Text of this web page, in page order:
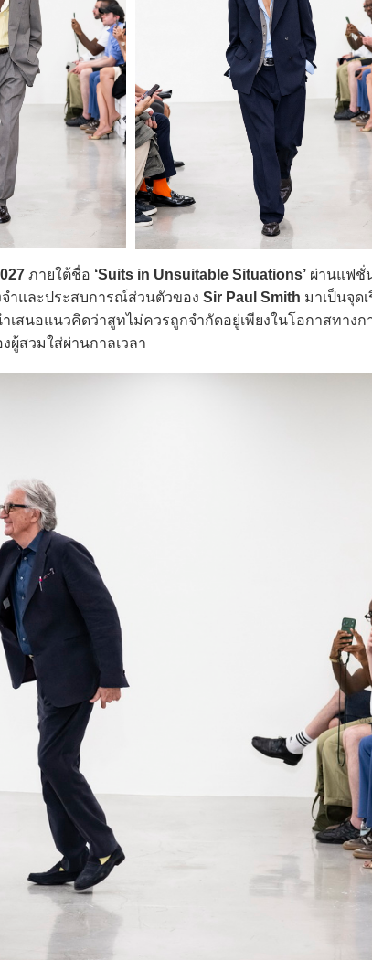
ภายใต้ชื่อ ‘Suits in Unsuitable Situations’ ผ่านแฟชั่
ำและประสบการณ์ส่วนตัวของ Sir Paul Smith มาเป็นจุด
สนอแนวคิดว่าสูทไม่ควรถูกจำกัดอยู่เพียงในโอกาสทางก
ผู้สวมใส่ผ่านกาลเวลา